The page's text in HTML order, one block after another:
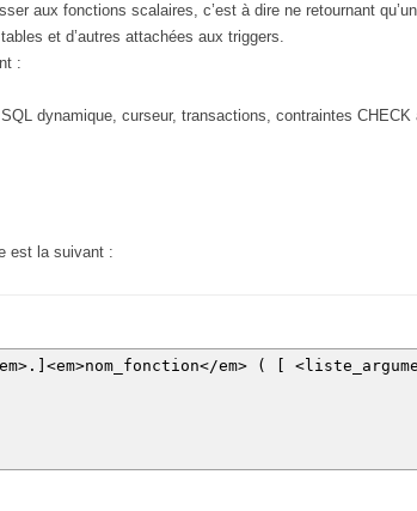
aux fonctions scalaires, c’est à dire ne retournant
et d’autres attachées aux triggers.
:
dynamique, curseur, transactions, contraintes
est la suivant :
em>.]<em>nom_fonction</em> ( [